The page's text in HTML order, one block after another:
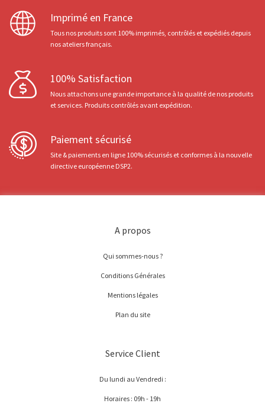
Imprimé en France
Tous nos produits sont 100% imprimés, contrôlés et expédiés depuis
nos ateliers français.
100% Satisfaction
Nous attachons une grande importance à la qualité de nos produits
et services. Produits contrôlés avant expédition.
Paiement sécurisé
Site & paiements en ligne 100% sécurisés et conformes à la nouvelle
directive européenne DSP2.
A propos
Qui sommes-nous ?
Conditions Générales
Mentions légales
Plan du site
Service Client
Du lundi au Vendredi :
Horaires : 09h - 19h